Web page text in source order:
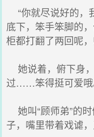
“你就尽说好的，
底下，笨手笨脚的
柜都打翻了两回呢
她说着，俯下身
过……笨得挺可爱哦
她叫“顾师弟”的
子，嘴里带着戏谑